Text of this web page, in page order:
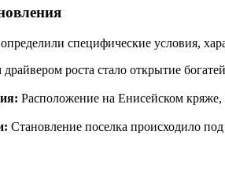
специфические условия,
роста стало открытие
Расположение на Енисейском
Становление поселка происходило